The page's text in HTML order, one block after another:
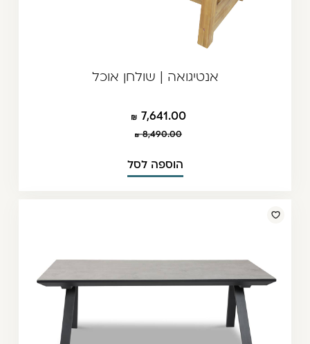
אנטיגואה | שולחן אוכל
7,641.00
8,490.00
הוספה לסל